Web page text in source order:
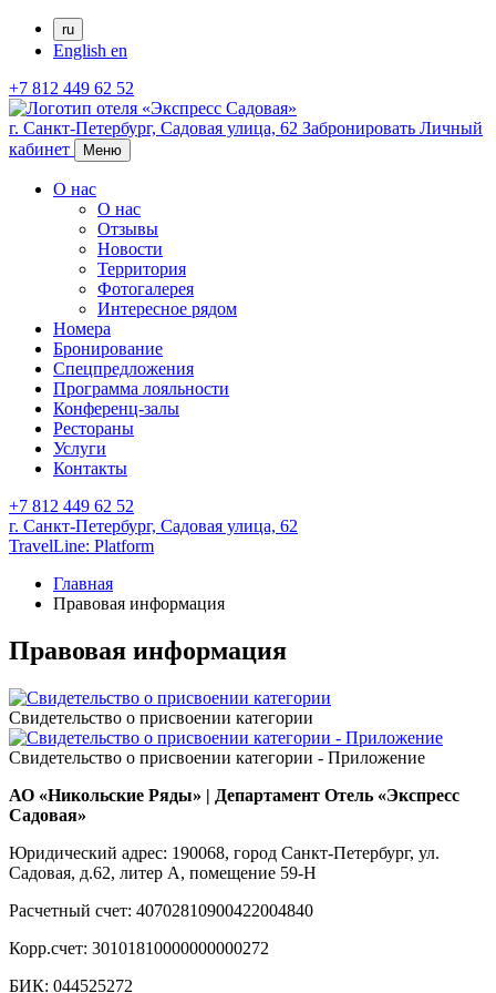
ru
English en
+7 812 449 62 52
г. Санкт-Петербург, Садовая улица, 62 Забронировать Личный
кабинет
Меню
О нас
О нас
Отзывы
Новости
Территория
Фотогалерея
Интересное рядом
Номера
Бронирование
Спецпредложения
Программа лояльности
Конференц-залы
Рестораны
Услуги
Контакты
+7 812 449 62 52
г. Санкт-Петербург, Садовая улица, 62
TravelLine: Platform
Главная
Правовая информация
Правовая информация
Свидетельство о присвоении категории
Свидетельство о присвоении категории - Приложение
АО «Никольские Ряды» | Департамент Отель «Экспресс
Садовая»
Юридический адрес: 190068, город Санкт-Петербург, ул.
Садовая, д.62, литер А, помещение 59-Н
Расчетный счет: 40702810900422004840
Корр.счет: 30101810000000000272
БИК: 044525272